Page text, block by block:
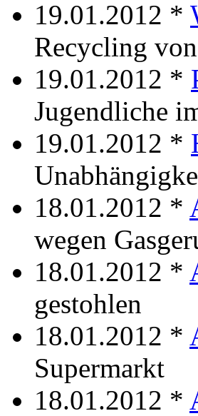
19.01.2012 *
Recycling
19.01.2012 *
Jugendliche
19.01.2012 *
18.01.2012 *
wegen
18.01.2012 *
gestohlen
18.01.2012 *
Supermarkt
18.01.2012 *